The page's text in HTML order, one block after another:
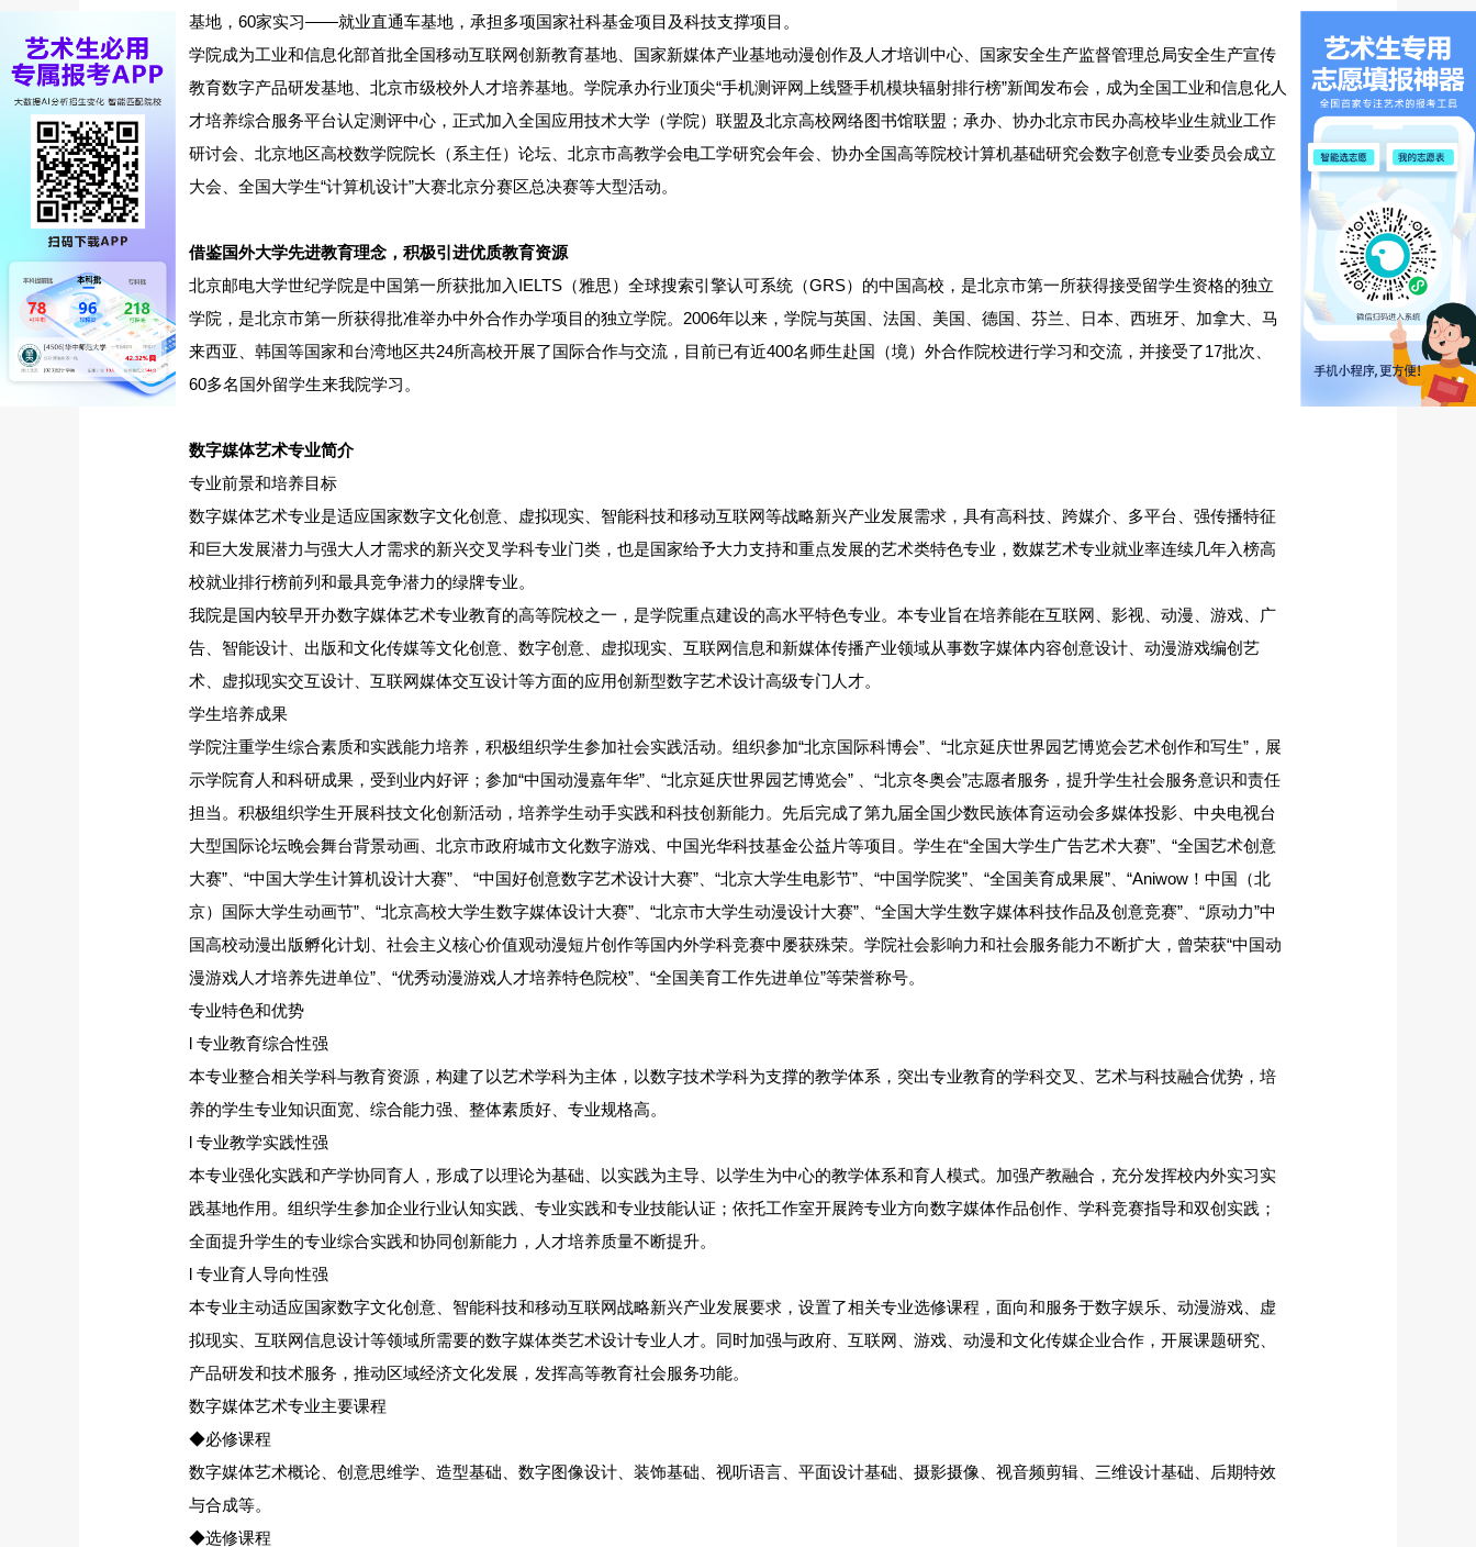
基地，60家实习——就业直通车基地，承担多项国家社科基金项目及科技支撑项目。
学院成为工业和信息化部首批全国移动互联网创新教育基地、国家新媒体产业基地动漫创作及人才培训中心、国家安全生产监督管理总局安全生产宣传
教育数字产品研发基地、北京市级校外人才培养基地。学院承办行业顶尖“手机测评网上线暨手机模块辐射排行榜”新闻发布会，成为全国工业和信息化人
才培养综合服务平台认定测评中心，正式加入全国应用技术大学（学院）联盟及北京高校网络图书馆联盟；承办、协办北京市民办高校毕业生就业工作
研讨会、北京地区高校数学院院长（系主任）论坛、北京市高教学会电工学研究会年会、协办全国高等院校计算机基础研究会数字创意专业委员会成立
大会、全国大学生“计算机设计”大赛北京分赛区总决赛等大型活动。
借鉴国外大学先进教育理念，积极引进优质教育资源
北京邮电大学世纪学院是中国第一所获批加入IELTS（雅思）全球搜索引擎认可系统（GRS）的中国高校，是北京市第一所获得接受留学生资格的独立
学院，是北京市第一所获得批准举办中外合作办学项目的独立学院。2006年以来，学院与英国、法国、美国、德国、芬兰、日本、西班牙、加拿大、马
来西亚、韩国等国家和台湾地区共24所高校开展了国际合作与交流，目前已有近400名师生赴国（境）外合作院校进行学习和交流，并接受了17批次、
60多名国外留学生来我院学习。
数字媒体艺术专业简介
专业前景和培养目标
数字媒体艺术专业是适应国家数字文化创意、虚拟现实、智能科技和移动互联网等战略新兴产业发展需求，具有高科技、跨媒介、多平台、强传播特征
和巨大发展潜力与强大人才需求的新兴交叉学科专业门类，也是国家给予大力支持和重点发展的艺术类特色专业，数媒艺术专业就业率连续几年入榜高
校就业排行榜前列和最具竞争潜力的绿牌专业。
我院是国内较早开办数字媒体艺术专业教育的高等院校之一，是学院重点建设的高水平特色专业。本专业旨在培养能在互联网、影视、动漫、游戏、广
告、智能设计、出版和文化传媒等文化创意、数字创意、虚拟现实、互联网信息和新媒体传播产业领域从事数字媒体内容创意设计、动漫游戏编创艺
术、虚拟现实交互设计、互联网媒体交互设计等方面的应用创新型数字艺术设计高级专门人才。
学生培养成果
学院注重学生综合素质和实践能力培养，积极组织学生参加社会实践活动。组织参加“北京国际科博会”、“北京延庆世界园艺博览会艺术创作和写生”，展
示学院育人和科研成果，受到业内好评；参加“中国动漫嘉年华”、“北京延庆世界园艺博览会” 、“北京冬奥会”志愿者服务，提升学生社会服务意识和责任
担当。积极组织学生开展科技文化创新活动，培养学生动手实践和科技创新能力。先后完成了第九届全国少数民族体育运动会多媒体投影、中央电视台
大型国际论坛晚会舞台背景动画、北京市政府城市文化数字游戏、中国光华科技基金公益片等项目。学生在“全国大学生广告艺术大赛”、“全国艺术创意
大赛”、“中国大学生计算机设计大赛”、 “中国好创意数字艺术设计大赛”、“北京大学生电影节”、“中国学院奖”、“全国美育成果展”、“Aniwow！中国（北
京）国际大学生动画节”、“北京高校大学生数字媒体设计大赛”、“北京市大学生动漫设计大赛”、“全国大学生数字媒体科技作品及创意竞赛”、“原动力”中
国高校动漫出版孵化计划、社会主义核心价值观动漫短片创作等国内外学科竞赛中屡获殊荣。学院社会影响力和社会服务能力不断扩大，曾荣获“中国动
漫游戏人才培养先进单位”、“优秀动漫游戏人才培养特色院校”、“全国美育工作先进单位”等荣誉称号。
专业特色和优势
l 专业教育综合性强
本专业整合相关学科与教育资源，构建了以艺术学科为主体，以数字技术学科为支撑的教学体系，突出专业教育的学科交叉、艺术与科技融合优势，培
养的学生专业知识面宽、综合能力强、整体素质好、专业规格高。
l 专业教学实践性强
本专业强化实践和产学协同育人，形成了以理论为基础、以实践为主导、以学生为中心的教学体系和育人模式。加强产教融合，充分发挥校内外实习实
践基地作用。组织学生参加企业行业认知实践、专业实践和专业技能认证；依托工作室开展跨专业方向数字媒体作品创作、学科竞赛指导和双创实践；
全面提升学生的专业综合实践和协同创新能力，人才培养质量不断提升。
l 专业育人导向性强
本专业主动适应国家数字文化创意、智能科技和移动互联网战略新兴产业发展要求，设置了相关专业选修课程，面向和服务于数字娱乐、动漫游戏、虚
拟现实、互联网信息设计等领域所需要的数字媒体类艺术设计专业人才。同时加强与政府、互联网、游戏、动漫和文化传媒企业合作，开展课题研究、
产品研发和技术服务，推动区域经济文化发展，发挥高等教育社会服务功能。
数字媒体艺术专业主要课程
◆必修课程
数字媒体艺术概论、创意思维学、造型基础、数字图像设计、装饰基础、视听语言、平面设计基础、摄影摄像、视音频剪辑、三维设计基础、后期特效
与合成等。
◆选修课程